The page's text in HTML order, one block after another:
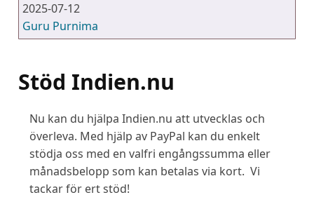
2025-07-12
Guru Purnima
Stöd Indien.nu
Nu kan du hjälpa Indien.nu att utvecklas och
överleva. Med hjälp av PayPal kan du enkelt
stödja oss med en valfri engångssumma eller
månadsbelopp som kan betalas via kort. Vi
tackar för ert stöd!